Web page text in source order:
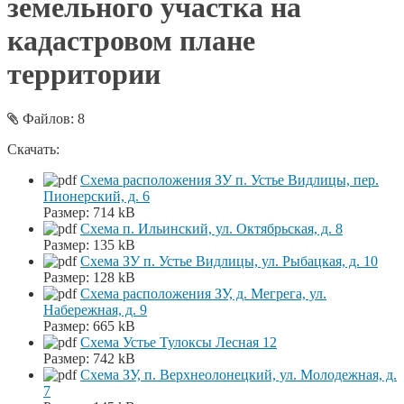
земельного участка на
кадастровом плане
территории
Файлов: 8
Скачать:
Схема расположения ЗУ п. Устье Видлицы, пер.
Пионерский, д. 6
Размер: 714 kB
Схема п. Ильинский, ул. Октябрьская, д. 8
Размер: 135 kB
Схема ЗУ п. Устье Видлицы, ул. Рыбацкая, д. 10
Размер: 128 kB
Схема расположения ЗУ, д. Мегрега, ул.
Набережная, д. 9
Размер: 665 kB
Схема Устье Тулоксы Лесная 12
Размер: 742 kB
Схема ЗУ, п. Верхнеолонецкий, ул. Молодежная, д.
7